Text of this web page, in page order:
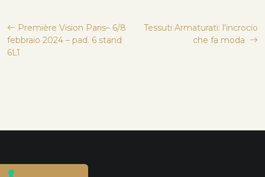
Navigazione
articoli
Première Vision Paris– 6/8
febbraio 2024 – pad. 6 stand
6L1
Tessuti Armaturati: l’incrocio
che fa moda